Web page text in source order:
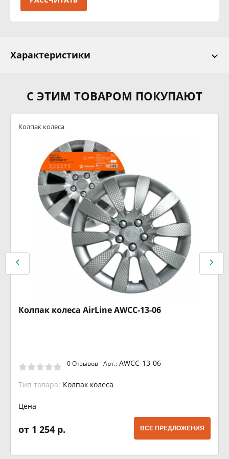
Характеристики
С ЭТИМ ТОВАРОМ ПОКУПАЮТ
Колпак колеса
Колпак колеса AirLine AWCC-13-06
0 Отзывов Арт.: AWCC-13-06
Тип товара: Колпак колеса
Цена
от 1 254 р. ВСЕ ПРЕДЛОЖЕНИЯ